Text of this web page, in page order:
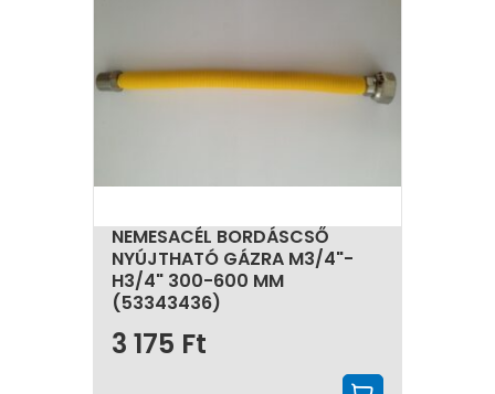
NEMESACÉL BORDÁSCSŐ
NYÚJTHATÓ GÁZRA M3/4"-
H3/4" 300-600 MM
(53343436)
3 175 Ft